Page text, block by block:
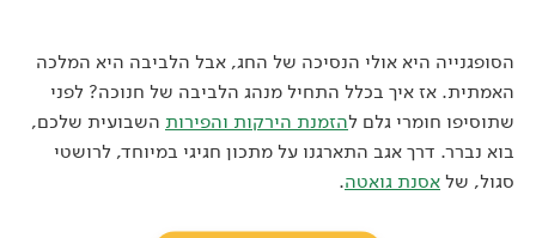
הסופגנייה היא אולי הנסיכה של החג, אבל הלביבה היא המלכה
האמתית. אז איך בכלל התחיל מנהג הלביבה של חנוכה? לפני
שתוסיפו חומרי גלם להזמנת הירקות והפירותהשבועית שלכם,
בוא נברר. דרך אגב התארגנו על מתכון חגיגי במיוחד, לרושטי
סגול, של אסנת גואטה.